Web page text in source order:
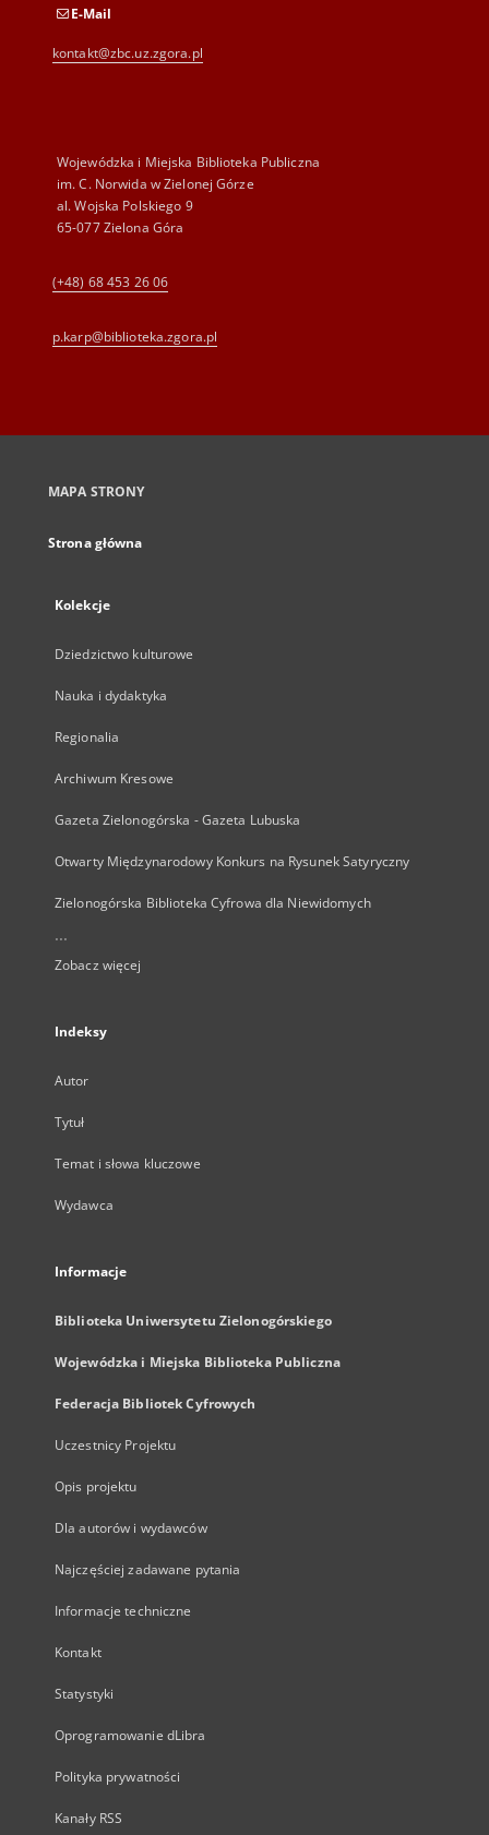
E-Mail
kontakt@zbc.uz.zgora.pl
Wojewódzka i Miejska Biblioteka Publiczna
im. C. Norwida w Zielonej Górze
al. Wojska Polskiego 9
65-077 Zielona Góra
(+48) 68 453 26 06
p.karp@biblioteka.zgora.pl
MAPA STRONY
Strona główna
Kolekcje
Dziedzictwo kulturowe
Nauka i dydaktyka
Regionalia
Archiwum Kresowe
Gazeta Zielonogórska - Gazeta Lubuska
Otwarty Międzynarodowy Konkurs na Rysunek Satyryczny
Zielonogórska Biblioteka Cyfrowa dla Niewidomych
...
Zobacz więcej
Indeksy
Autor
Tytuł
Temat i słowa kluczowe
Wydawca
Informacje
Biblioteka Uniwersytetu Zielonogórskiego
Wojewódzka i Miejska Biblioteka Publiczna
Federacja Bibliotek Cyfrowych
Uczestnicy Projektu
Opis projektu
Dla autorów i wydawców
Najczęściej zadawane pytania
Informacje techniczne
Kontakt
Statystyki
Oprogramowanie dLibra
Polityka prywatności
Kanały RSS